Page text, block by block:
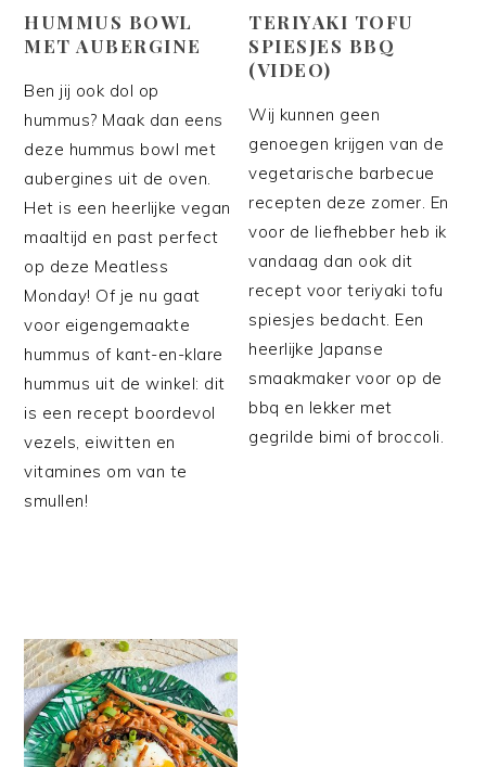
HUMMUS BOWL
MET AUBERGINE
Ben jij ook dol op
hummus? Maak dan eens
deze hummus bowl met
aubergines uit de oven.
Het is een heerlijke vegan
maaltijd en past perfect
op deze Meatless
Monday! Of je nu gaat
voor eigengemaakte
hummus of kant-en-klare
hummus uit de winkel: dit
is een recept boordevol
vezels, eiwitten en
vitamines om van te
smullen!
TERIYAKI TOFU
SPIESJES BBQ
(VIDEO)
Wij kunnen geen
genoegen krijgen van de
vegetarische barbecue
recepten deze zomer. En
voor de liefhebber heb ik
vandaag dan ook dit
recept voor teriyaki tofu
spiesjes bedacht. Een
heerlijke Japanse
smaakmaker voor op de
bbq en lekker met
gegrilde bimi of broccoli.